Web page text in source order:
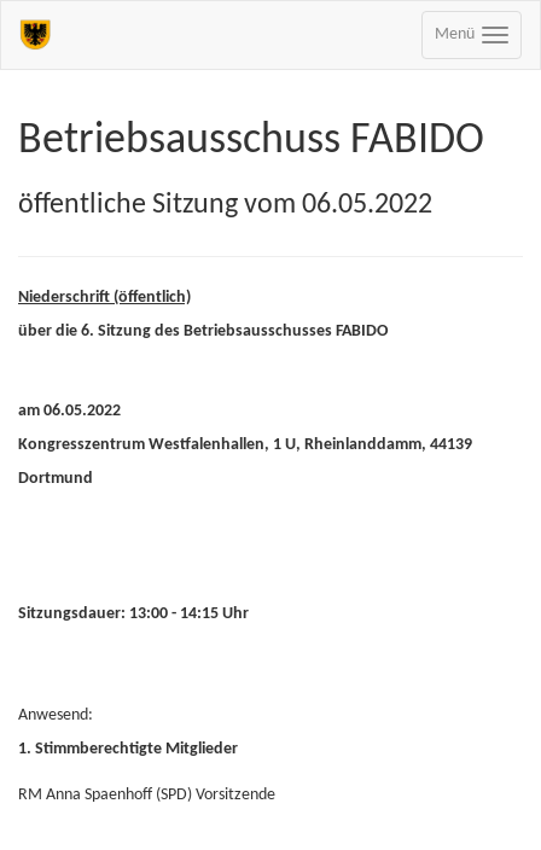
Menü
Betriebsausschuss FABIDO
öffentliche Sitzung vom 06.05.2022
Niederschrift (öffentlich)
über die 6. Sitzung des Betriebsausschusses FABIDO
am 06.05.2022
Kongresszentrum Westfalenhallen, 1 U, Rheinlanddamm, 44139
Dortmund
Sitzungsdauer: 13:00 - 14:15 Uhr
Anwesend:
1. Stimmberechtigte Mitglieder
RM Anna Spaenhoff (SPD) Vorsitzende